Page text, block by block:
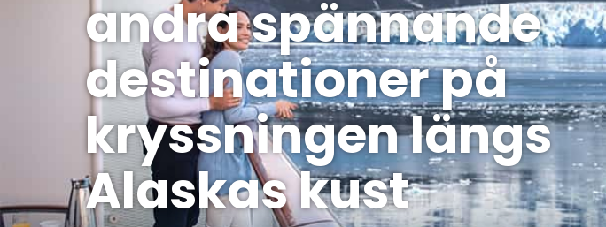
andra spännande
destinationer på
kryssningen längs
Alaskas kust